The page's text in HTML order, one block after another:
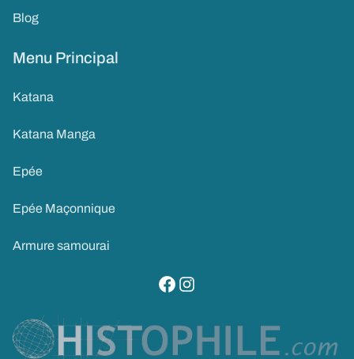
Blog
Menu Principal
Katana
Katana Manga
Epée
Epée Maçonnique
Armure samourai
visitez notre page facebook
suivez notre compte instagram